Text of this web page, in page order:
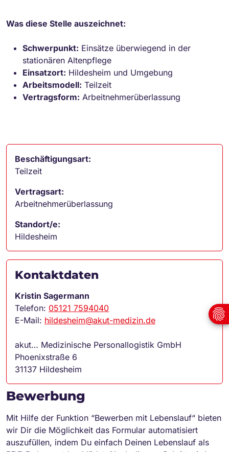
Was diese Stelle auszeichnet:
Schwerpunkt: Einsätze überwiegend in der
stationären Altenpflege
Einsatzort: Hildesheim und Umgebung
Arbeitsmodell: Teilzeit
Vertragsform: Arbeitnehmerüberlassung
Beschäftigungsart:
Teilzeit
Vertragsart:
Arbeitnehmerüberlassung
Standort/e:
Hildesheim
Kontaktdaten
Kristin Sagermann
Telefon: 05121 7594040
E-Mail: hildesheim@akut-medizin.de
akut… Medizinische Personallogistik GmbH
Phoenixstraße 6
31137 Hildesheim
Bewerbung
Mit Hilfe der Funktion “Bewerben mit Lebenslauf“ bieten
wir Dir die Möglichkeit das Formular automatisiert
auszufüllen, indem Du einfach Deinen Lebenslauf als